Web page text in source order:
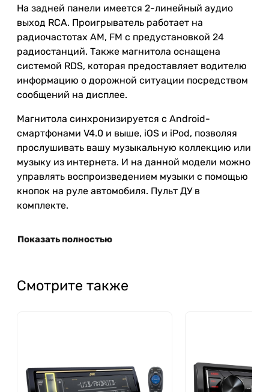
На задней панели имеется 2-линейный аудио
выход RCA. Проигрыватель работает на
радиочастотах AM, FM с предустановкой 24
радиостанций. Также магнитола оснащена
системой RDS, которая предоставляет водителю
информацию о дорожной ситуации посредством
сообщений на дисплее.
Магнитола синхронизируется с Android-
смартфонами V4.0 и выше, iOS и iPod, позволяя
прослушивать вашу музыкальную коллекцию или
музыку из интернета. И на данной модели можно
управлять воспроизведением музыки с помощью
кнопок на руле автомобиля. Пульт ДУ в
комплекте.
Показать полностью
Смотрите также